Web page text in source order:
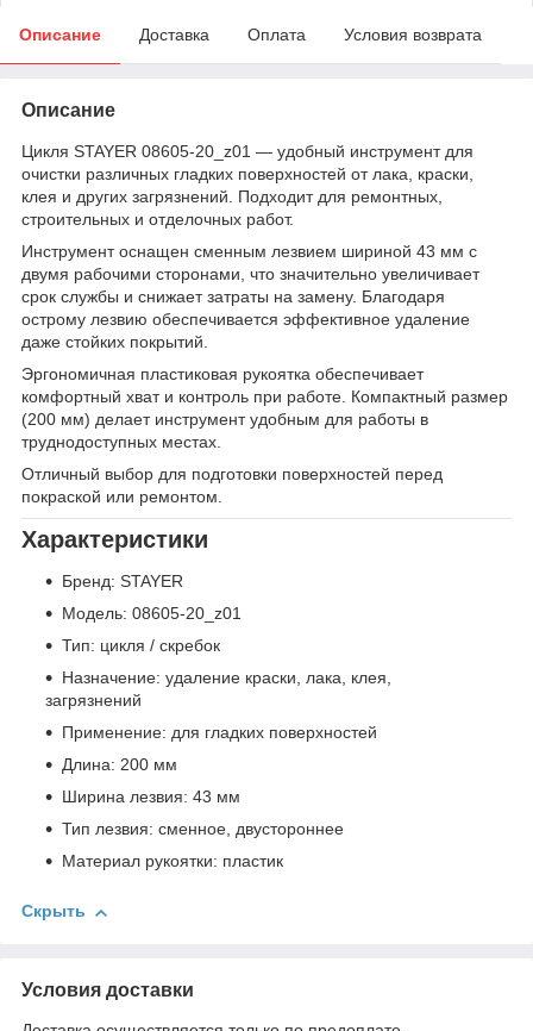
Описание Доставка Оплата Условия возврата
Описание
Цикля STAYER 08605-20_z01 — удобный инструмент для
очистки различных гладких поверхностей от лака, краски,
клея и других загрязнений. Подходит для ремонтных,
строительных и отделочных работ.
Инструмент оснащен сменным лезвием шириной 43 мм с
двумя рабочими сторонами, что значительно увеличивает
срок службы и снижает затраты на замену. Благодаря
острому лезвию обеспечивается эффективное удаление
даже стойких покрытий.
Эргономичная пластиковая рукоятка обеспечивает
комфортный хват и контроль при работе. Компактный размер
(200 мм) делает инструмент удобным для работы в
труднодоступных местах.
Отличный выбор для подготовки поверхностей перед
покраской или ремонтом.
Характеристики
Бренд: STAYER
Модель: 08605-20_z01
Тип: цикля / скребок
Назначение: удаление краски, лака, клея,
загрязнений
Применение: для гладких поверхностей
Длина: 200 мм
Ширина лезвия: 43 мм
Тип лезвия: сменное, двустороннее
Материал рукоятки: пластик
Скрыть
Условия доставки